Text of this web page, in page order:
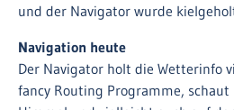
und der Navigator wurde
Navigation heute
Der Navigator holt die Wetterinfo
fancy Routing Programme,